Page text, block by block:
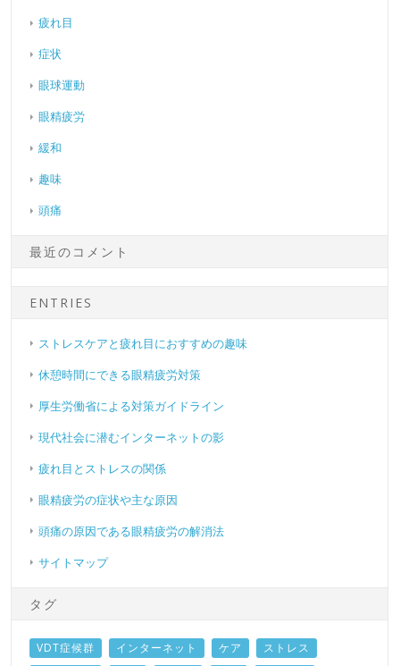
疲れ目
症状
眼球運動
眼精疲労
緩和
趣味
頭痛
最近のコメント
ENTRIES
ストレスケアと疲れ目におすすめの趣味
休憩時間にできる眼精疲労対策
厚生労働省による対策ガイドライン
現代社会に潜むインターネットの影
疲れ目とストレスの関係
眼精疲労の症状や主な原因
頭痛の原因である眼精疲労の解消法
サイトマップ
タグ
VDT症候群 インターネット ケア ストレス